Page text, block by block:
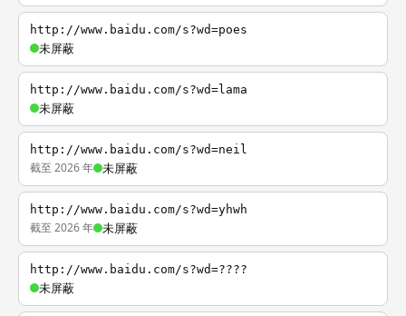
http://www.baidu.com/s?wd=poes
未屏蔽
http://www.baidu.com/s?wd=lama
未屏蔽
http://www.baidu.com/s?wd=neil
截至 2026 年 未屏蔽
http://www.baidu.com/s?wd=yhwh
截至 2026 年 未屏蔽
http://www.baidu.com/s?wd=????
未屏蔽